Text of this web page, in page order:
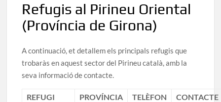
Refugis al Pirineu Oriental
(Província de Girona)
A continuació, et detallem els principals refugis que
trobaràs en aquest sector del Pirineu català, amb la
seva informació de contacte.
REFUGI PROVÍNCIA TELÈFON CONTACTE